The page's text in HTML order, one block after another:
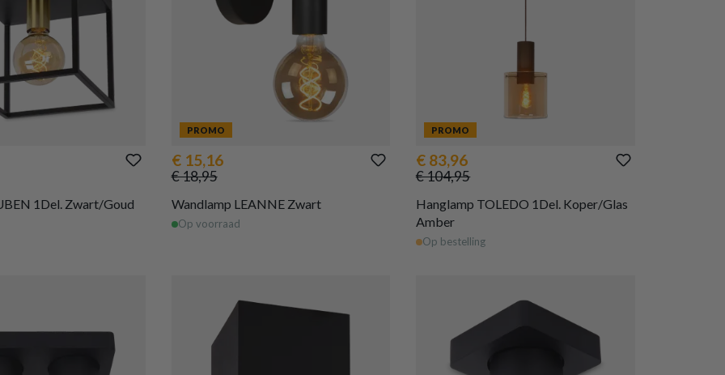
1Del. Zwart/Goud
PROMO
€ 15,16
€ 18,95
Wandlamp LEANNE Zwart
Op voorraad
PROMO
€ 83,96
€ 104,95
Hanglamp TOLEDO 1Del. Koper/Glas
Amber
Op bestelling